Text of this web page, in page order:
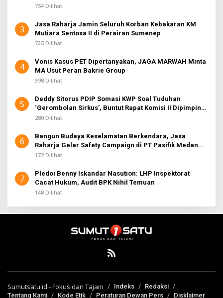
754 Dilihat
3
Jasa Raharja Jamin Seluruh Korban Kebakaran KM
Mutiara Sentosa II di Perairan Sumenep
735 Dilihat
4
Vonis Kasus PET Dipertanyakan, JAGA MARWAH Minta
MA Usut Peran Bakrie Group
398 Dilihat
5
Deddy Sitorus PDIP Somasi KWP Soal Tuduhan
‘Gerombolan Sirkus’, Buntut Rapat Komisi II Dipimpin
Sufmi Dasco Ahmad
280 Dilihat
6
Bangun Budaya Keselamatan Berkendara, Jasa
Raharja Gelar Safety Campaign di PT Pasifik Medan
Industri
172 Dilihat
7
Pledoi Benny Iskandar Nasution: LHP Inspektorat
Cacat Hukum, Audit BPK Nihil Temuan
148 Dilihat
Sumutsatu.id - Fokus dan Tajam Indeks
Redaksi
Tentang Kami
Kode Etik Peraturan Dewan Pers Disklaimer